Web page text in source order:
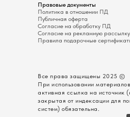
Все права защищены 2025 ©
При использовании
активная ссылка на источник
закрытая от индексации для
систем) обязательна.
Правовые документы
Политика в отношении ПД
Публичная оферта
Согласие на обработку ПД
Согласие на рекламную рассылку
Правила подарочные